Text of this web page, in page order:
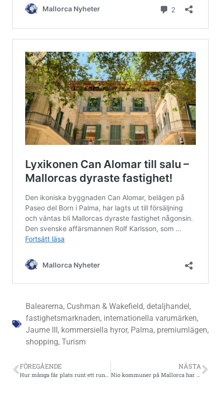
Balearerna, Cushman & Wakefield, detaljhandel,
fastighetsmarknaden, internationella varumärken,
Jaume III, kommersiella hyror, Palma, premiumlägen,
shopping, Turism
FÖREGÅENDE NÄSTA